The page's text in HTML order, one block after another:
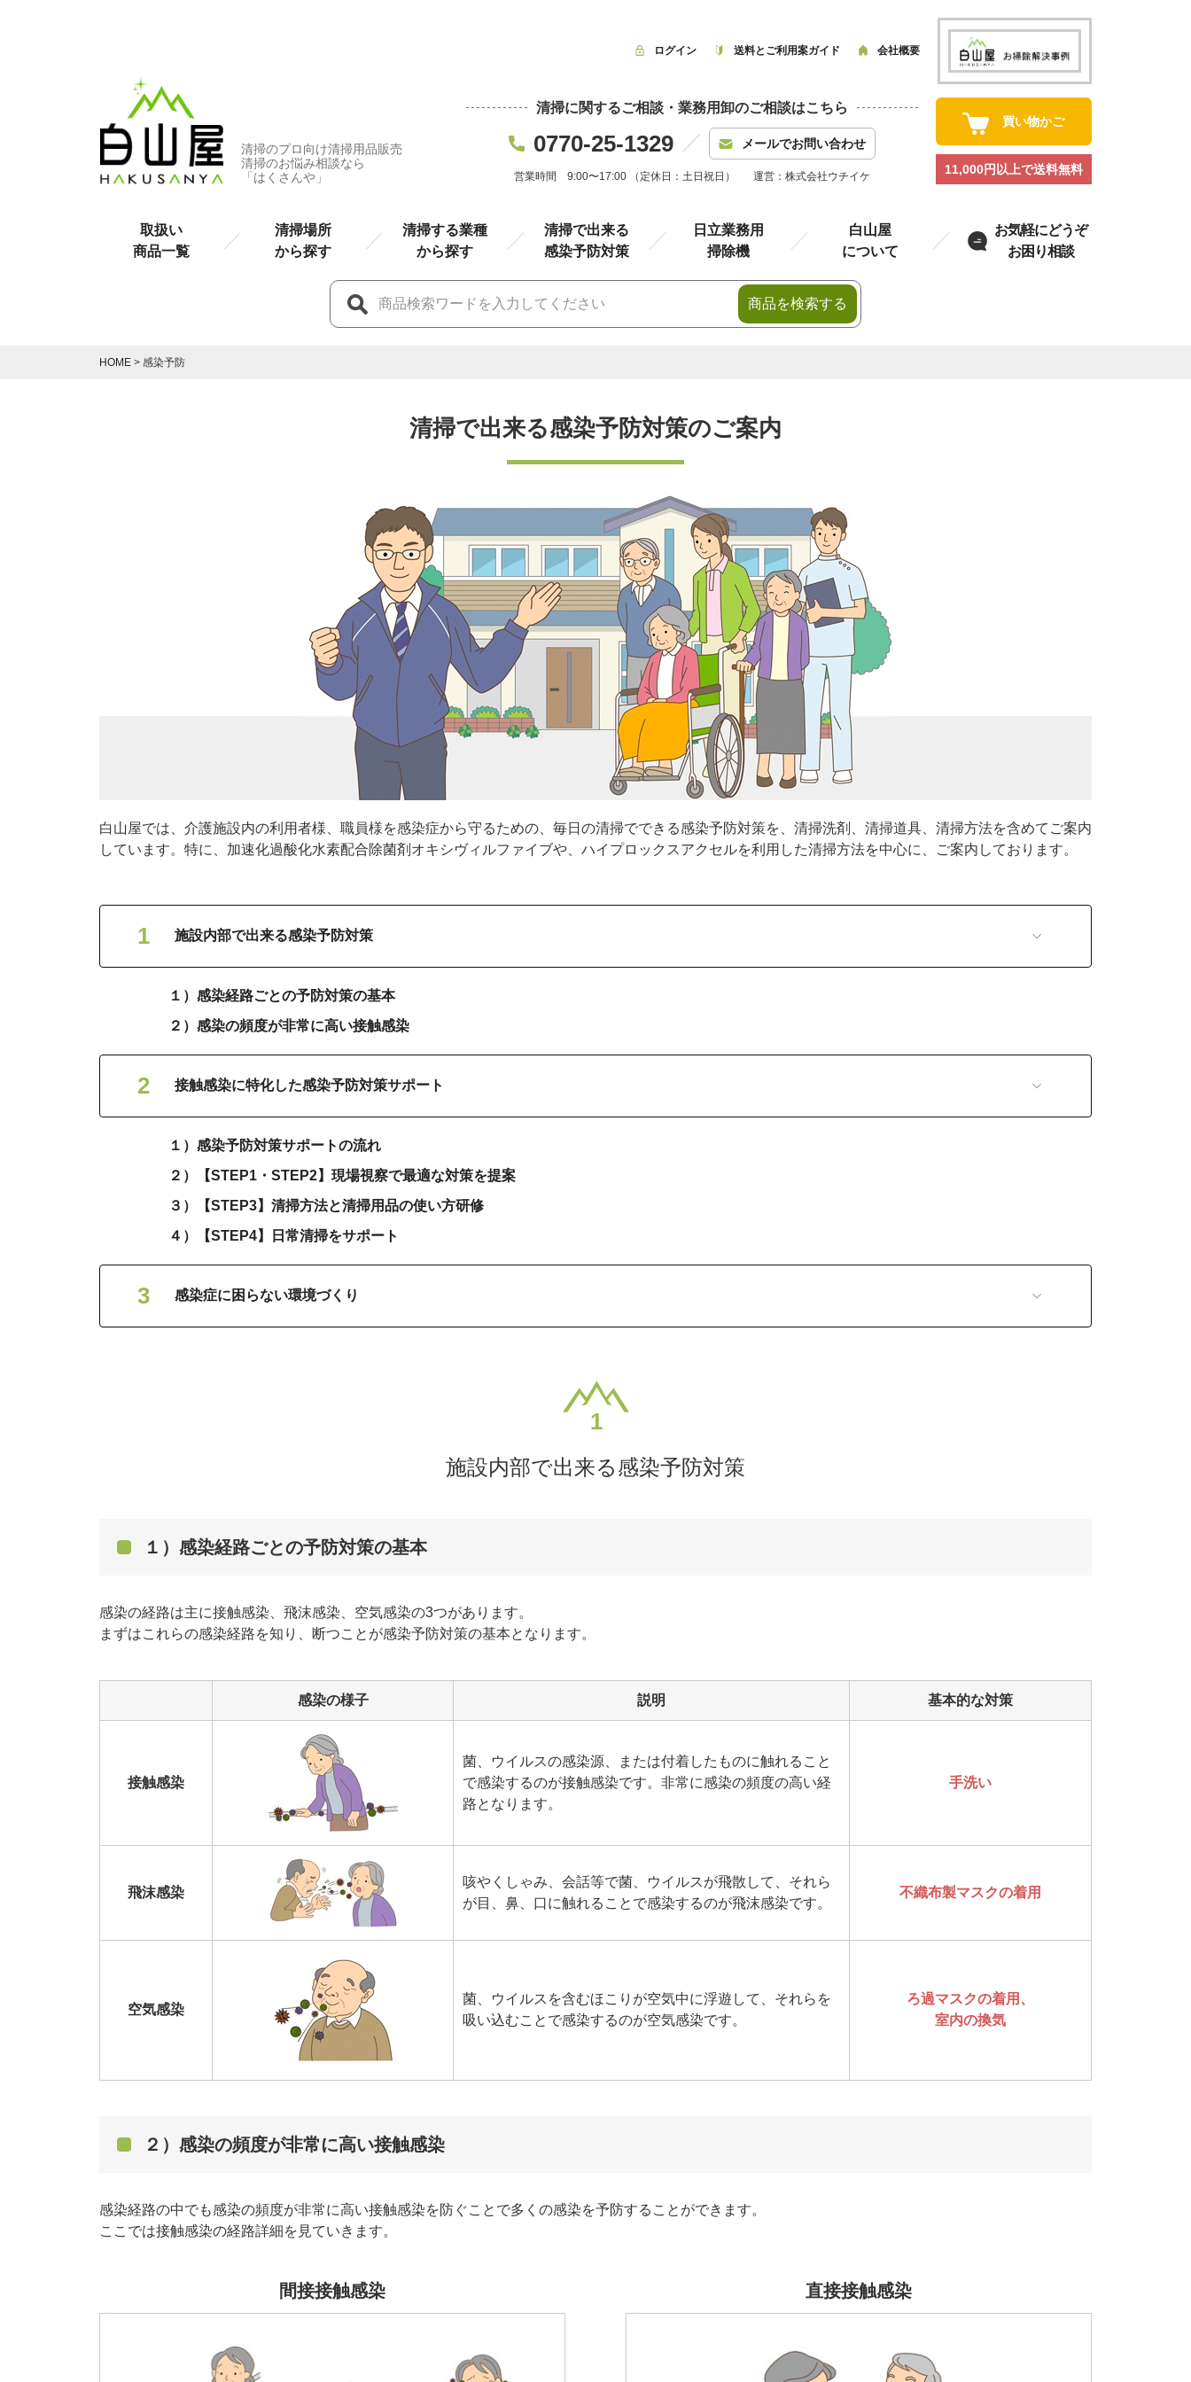
清掃のプロ向け清掃用品販売
清掃のお悩み相談なら
「はくさんや」
ログイン 送料とご利用案ガイド 会社概要
清掃に関するご相談・業務用卸のご相談はこちら
0770-25-1329 メールでお問い合わせ
営業時間 9:00〜17:00 （定休日：土日祝日） 運営：株式会社ウチイケ
買い物かご
11,000円以上で送料無料
取扱い
商品一覧
清掃場所
から探す
清掃する業種
から探す
清掃で出来る
感染予防対策
日立業務用
掃除機
白山屋
について
お気軽にどうぞ
お困り相談
商品を検索する
HOME 感染予防
清掃で出来る感染予防対策のご案内
白山屋では、介護施設内の利用者様、職員様を感染症から守るための、毎日の清掃でできる感染予防対策を、清掃洗剤、清掃道具、清掃方法を含めてご案内
しています。特に、加速化過酸化水素配合除菌剤オキシヴィルファイブや、ハイプロックスアクセルを利用した清掃方法を中心に、ご案内しております。
施設内部で出来る感染予防対策
１）感染経路ごとの予防対策の基本
２）感染の頻度が非常に高い接触感染
接触感染に特化した感染予防対策サポート
１）感染予防対策サポートの流れ
２）【STEP1・STEP2】現場視察で最適な対策を提案
３）【STEP3】清掃方法と清掃用品の使い方研修
４）【STEP4】日常清掃をサポート
感染症に困らない環境づくり
施設内部で出来る感染予防対策
１）感染経路ごとの予防対策の基本
感染の経路は主に接触感染、飛沫感染、空気感染の3つがあります。
まずはこれらの感染経路を知り、断つことが感染予防対策の基本となります。
感染の様子 説明 基本的な対策
接触感染
菌、ウイルスの感染源、または付着したものに触れること
で感染するのが接触感染です。非常に感染の頻度の高い経
路となります。
手洗い
飛沫感染
咳やくしゃみ、会話等で菌、ウイルスが飛散して、それら
が目、鼻、口に触れることで感染するのが飛沫感染です。
不織布製マスクの着用
空気感染
菌、ウイルスを含むほこりが空気中に浮遊して、それらを
吸い込むことで感染するのが空気感染です。
ろ過マスクの着用、
室内の換気
２）感染の頻度が非常に高い接触感染
感染経路の中でも感染の頻度が非常に高い接触感染を防ぐことで多くの感染を予防することができます。
ここでは接触感染の経路詳細を見ていきます。
間接接触感染 直接接触感染